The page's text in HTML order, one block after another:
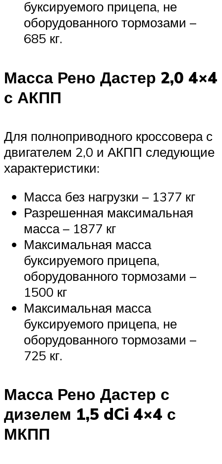
буксируемого прицепа, не
оборудованного тормозами –
685 кг.
Масса Рено Дастер 2,0 4×4
с АКПП
Для полноприводного кроссовера с
двигателем 2,0 и АКПП следующие
характеристики:
Масса без нагрузки – 1377 кг
Разрешенная максимальная
масса – 1877 кг
Максимальная масса
буксируемого прицепа,
оборудованного тормозами –
1500 кг
Максимальная масса
буксируемого прицепа, не
оборудованного тормозами –
725 кг.
Масса Рено Дастер с
дизелем 1,5 dCi 4×4 с
МКПП